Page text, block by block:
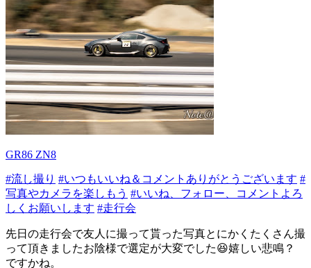
GR86 ZN8
#流し撮り #いつもいいね＆コメントありがとうございます #
写真やカメラを楽しもう #いいね、フォロー、コメントよろ
しくお願いします #走行会
先日の走行会で友人に撮って貰った写真とにかくたくさん撮
って頂きましたお陰様で選定が大変でした😆嬉しい悲鳴？
ですかね。